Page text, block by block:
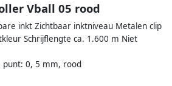
Vball 05 rood
inkt Zichtbaar inktniveau Metalen clip
Schrijflengte ca. 1.600 m Niet
0, 5 mm, rood